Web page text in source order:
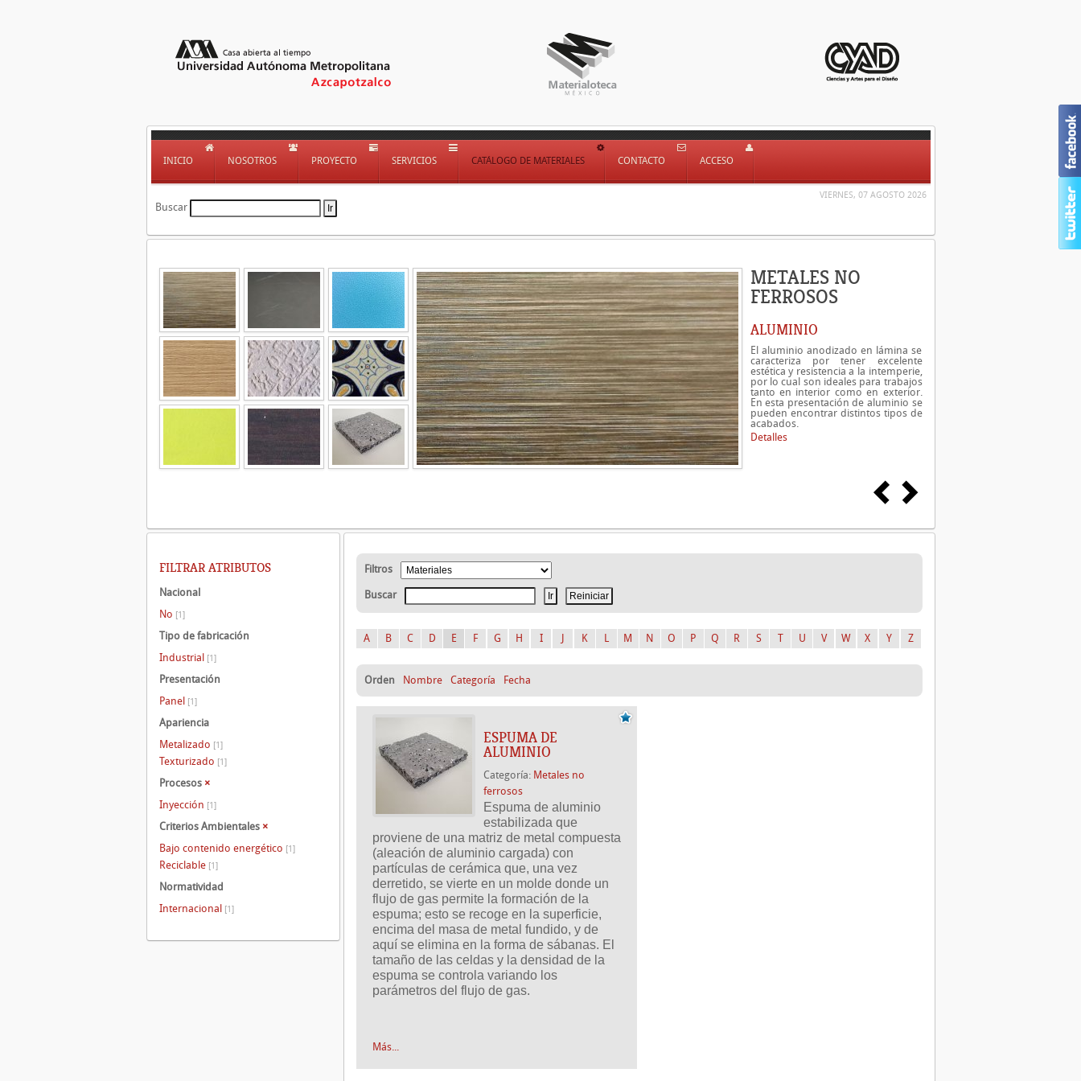
INICIO NOSOTROS PROYECTO SERVICIOS CATÁLOGO DE MATERIALES CONTACTO ACCESO
VIERNES, 07 AGOSTO 2026
Buscar
METALES NO
FERROSOS
ALUMINIO
El aluminio anodizado en lámina se
caracteriza por tener excelente
estética y resistencia a la intemperie,
por lo cual son ideales para trabajos
tanto en interior como en exterior.
En esta presentación de aluminio se
pueden encontrar distintos tipos de
acabados.
Detalles
Filtros
Buscar
A B C D E F G H I K L M N O P Q R S T U V W X Y Z
Orden Nombre Categoría Fecha
ESPUMA DE
ALUMINIO
Categoría: Metales no
ferrosos
Espuma de aluminio
estabilizada que
proviene de una matriz de metal compuesta
(aleación de aluminio cargada) con
partículas de cerámica que, una vez
derretido, se vierte en un molde donde un
flujo de gas permite la formación de la
espuma; esto se recoge en la superficie,
encima del masa de metal fundido, y de
aquí se elimina en la forma de sábanas. El
tamaño de las celdas y la densidad de la
espuma se controla variando los
parámetros del flujo de gas.
Más...
FILTRAR ATRIBUTOS
Nacional
No [1]
Tipo de fabricación
Industrial [1]
Presentación
Panel [1]
Apariencia
Metalizado [1]
Texturizado [1]
Procesos ×
Inyección [1]
Criterios Ambientales ×
Bajo contenido energético [1]
Reciclable [1]
Normatividad
Internacional [1]